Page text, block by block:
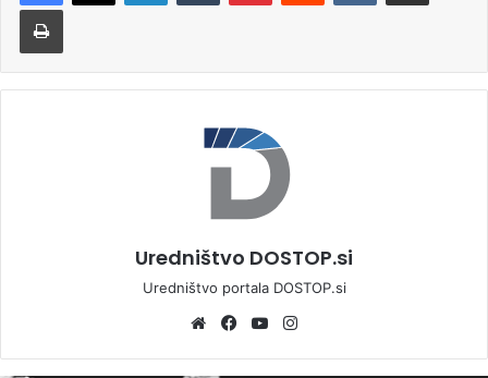
Uredništvo DOSTOP.si
Uredništvo portala DOSTOP.si
We
Fa
Yo